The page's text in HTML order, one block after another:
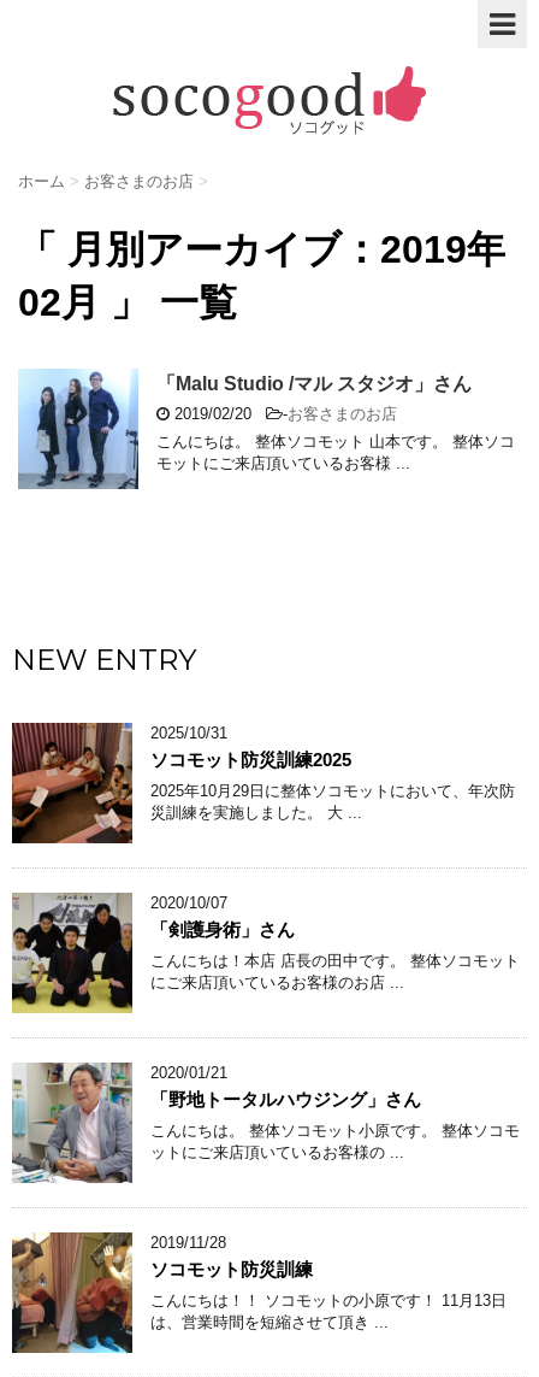
ホーム > お客さまのお店 >
「 月別アーカイブ：2019年
02月 」 一覧
「Malu Studio /マル スタジオ」さん
2019/02/20 -お客さまのお店
こんにちは。 整体ソコモット 山本です。 整体ソコ
モットにご来店頂いているお客様 ...
NEW ENTRY
2025/10/31
ソコモット防災訓練2025
2025年10月29日に整体ソコモットにおいて、年次防
災訓練を実施しました。 大 ...
2020/10/07
「剣護身術」さん
こんにちは！本店 店長の田中です。 整体ソコモット
にご来店頂いているお客様のお店 ...
2020/01/21
「野地トータルハウジング」さん
こんにちは。 整体ソコモット小原です。 整体ソコモ
ットにご来店頂いているお客様の ...
2019/11/28
ソコモット防災訓練
こんにちは！！ ソコモットの小原です！ 11月13日
は、営業時間を短縮させて頂き ...